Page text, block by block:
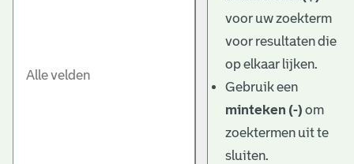
voor uw zoekterm
voor resultaten die
op elkaar lijken.
Gebruik een
minteken (-) om
zoektermen uit te
sluiten.